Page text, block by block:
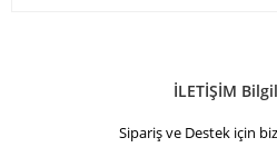
İLETİŞİM
Sipariş ve Destek için